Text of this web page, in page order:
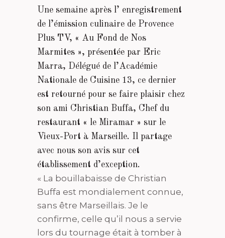
Une semaine après l’ enregistrement
de l’émission culinaire de Provence
Plus TV, « Au Fond de Nos
Marmites », présentée par Eric
Marra, Délégué de l’Académie
Nationale de Cuisine 13, ce dernier
est retourné pour se faire plaisir chez
son ami Christian Buffa, Chef du
restaurant « le Miramar » sur le
Vieux-Port à Marseille. Il partage
avec nous son avis sur cet
établissement d’exception.
« La bouillabaisse de Christian
Buffa est mondialement connue,
sans être Marseillais. Je le
confirme, celle qu’il nous a servie
lors du tournage était à tomber à